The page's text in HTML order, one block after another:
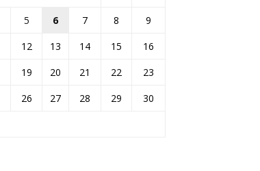
5 6 7 8
9
12 13 14 15
16
19 20 21 22
23
26 27 28 29
30